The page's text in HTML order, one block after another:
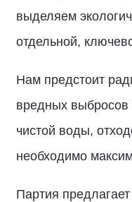
выделяем
отдельной,
Нам предстоит
вредных
чистой воды,
необходимо
Партия